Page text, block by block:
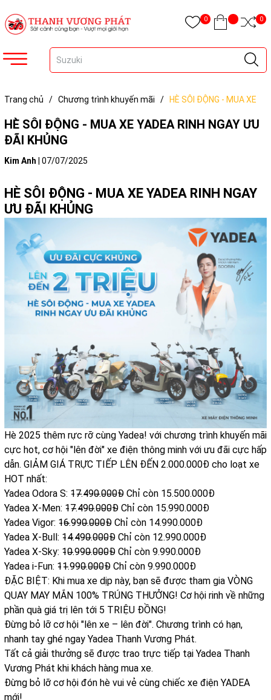
0 0
Trang chủ / Chương trình khuyến mãi /
HÈ SÔI ĐỘNG - MUA XE
HÈ SÔI ĐỘNG - MUA XE YADEA RINH NGAY ƯU
ĐÃI KHỦNG
Kim Anh 07/07/2025
HÈ SÔI ĐỘNG - MUA XE YADEA RINH NGAY
ƯU ĐÃI KHỦNG
Hè 2025 thêm rực rỡ cùng Yadea! với chương trình khuyến mãi
cực hot, cơ hội "lên đời" xe điện thông minh với ưu đãi cực hấp
dẫn. GIẢM GIÁ TRỰC TIẾP LÊN ĐẾN 2.000.000Đ cho loạt xe
HOT nhất:
Yadea Odora S: 1̵7̵.̵4̵9̵0̵.̵0̵0̵0̵Đ̵ Chỉ còn 15.500.000Đ
Yadea X-Men: 1̵7̵.̵4̵9̵0̵.̵0̵0̵0̵Đ̵ Chỉ còn 15.990.000Đ
Yadea Vigor: 1̵6̵.̵9̵9̵0̵.̵0̵0̵0̵Đ̵ Chỉ còn 14.990.000Đ
Yadea X-Bull: 1̵4̵.̵4̵9̵0̵.̵0̵0̵0̵Đ̵ Chỉ còn 12.990.000Đ
Yadea X-Sky: 1̵0̵.̵9̵9̵0̵.̵0̵0̵0̵Đ̵ Chỉ còn 9.990.000Đ
Yadea i-Fun: 1̵1̵.̵9̵9̵0̵.̵0̵0̵0̵Đ̵ Chỉ còn 9.990.000Đ
ĐẶC BIỆT: Khi mua xe dịp này, bạn sẽ được tham gia VÒNG
QUAY MAY MẮN 100% TRÚNG THƯỞNG! Cơ hội rinh về những
phần quà giá trị lên tới 5 TRIỆU ĐỒNG!
Đừng bỏ lỡ cơ hội "lên xe – lên đời". Chương trình có hạn,
nhanh tay ghé ngay Yadea Thanh Vương Phát.
Tất cả giải thưởng sẽ được trao trực tiếp tại Yadea Thanh
Vương Phát khi khách hàng mua xe.
Đừng bỏ lỡ cơ hội đón hè vui vẻ cùng chiếc xe điện YADEA
mới!